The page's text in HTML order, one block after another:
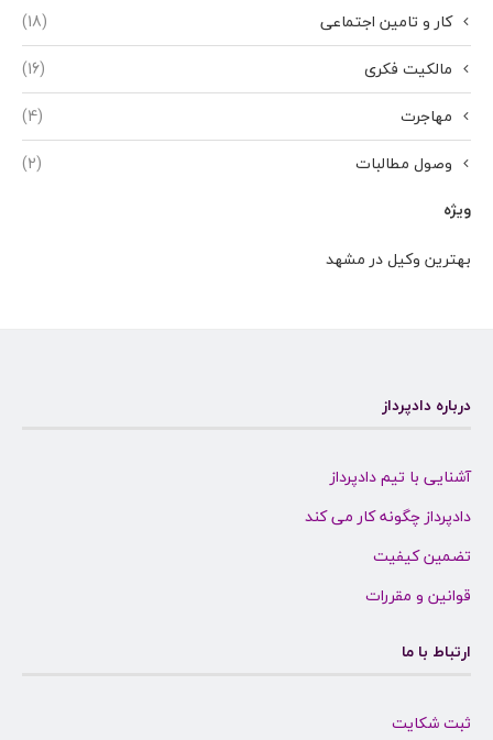
کار و تامین اجتماعی
(18)
مالکیت فکری
(16)
مهاجرت
(4)
وصول مطالبات
(2)
ویژه
بهترین وکیل در مشهد
درباره دادپرداز
آشنایی با تیم دادپرداز
دادپرداز چگونه کار می کند
تضمین کیفیت
قوانین و مقررات
ارتباط با ما
ثبت شکایت